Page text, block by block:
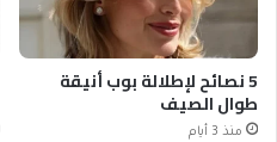
5 نصائح لإطلالة بوب أنيقة
طوال الصيف
منذ 3 أيام